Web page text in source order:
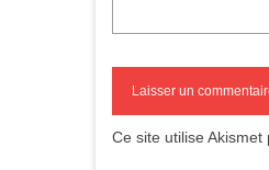
Ce site utilise Akismet